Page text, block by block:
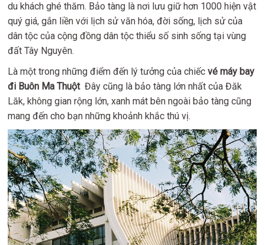
du khách ghé thăm. Bảo tàng là nơi lưu giữ hơn 1000 hiện vật
quý giá, gắn liền với lịch sử văn hóa, đời sống, lịch sử của
dân tộc của cộng đồng dân tộc thiểu số sinh sống tại vùng
đất Tây Nguyên.
Là một trong những điểm đến lý tưởng của chiếcvé máy bay
đi Buôn Ma ThuộtĐây cũng là bảo tàng lớn nhất của Đăk
Lăk, không gian rộng lớn, xanh mát bên ngoài bảo tàng cũng
mang đến cho bạn những khoảnh khắc thú vị.